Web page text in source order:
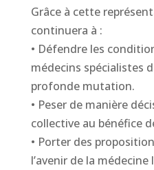
Grâce à cette
continuera à :
• Défendre les
médecins spécialistes
profonde mutation.
• Peser de manière
collective au bénéfice
• Porter des
l’avenir de la